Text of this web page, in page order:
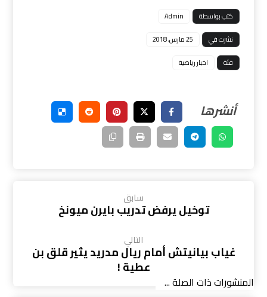
كتب بواسطة
Admin
نشرت في
25 مارس، 2018
فئة
اخبار رياضية
سابق
توخيل يرفض تدريب بايرن ميونخ
التالي
غياب بيانيتش أمام ريال مدريد يثير قلق بن
عطية !
المنشورات ذات الصلة ...